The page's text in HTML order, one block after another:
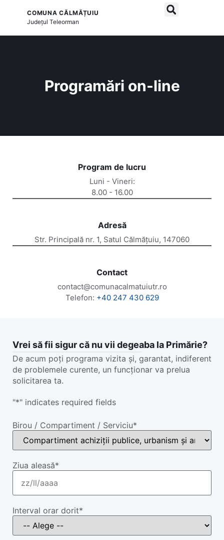
COMUNA CĂLMĂȚUIU
JudețulTeleorman
Programări on-line
Program de lucru
Luni - Vineri:
8.00 - 16.00
Adresă
Str. Principală nr. 1, Satul Călmățuiu, 147060
Contact
contact@comunacalmatuiutr.ro
Telefon: +40 247 430 629
Vrei să fii sigur că nu vii degeaba la Primărie?
De acum poți programa vizita și, garantat, indiferent
de problemele curente, un funcționar va prelua
solicitarea ta.
"*" indicates required fields
Birou / Compartiment / Serviciu*
Ziua aleasă*
Interval orar dorit*